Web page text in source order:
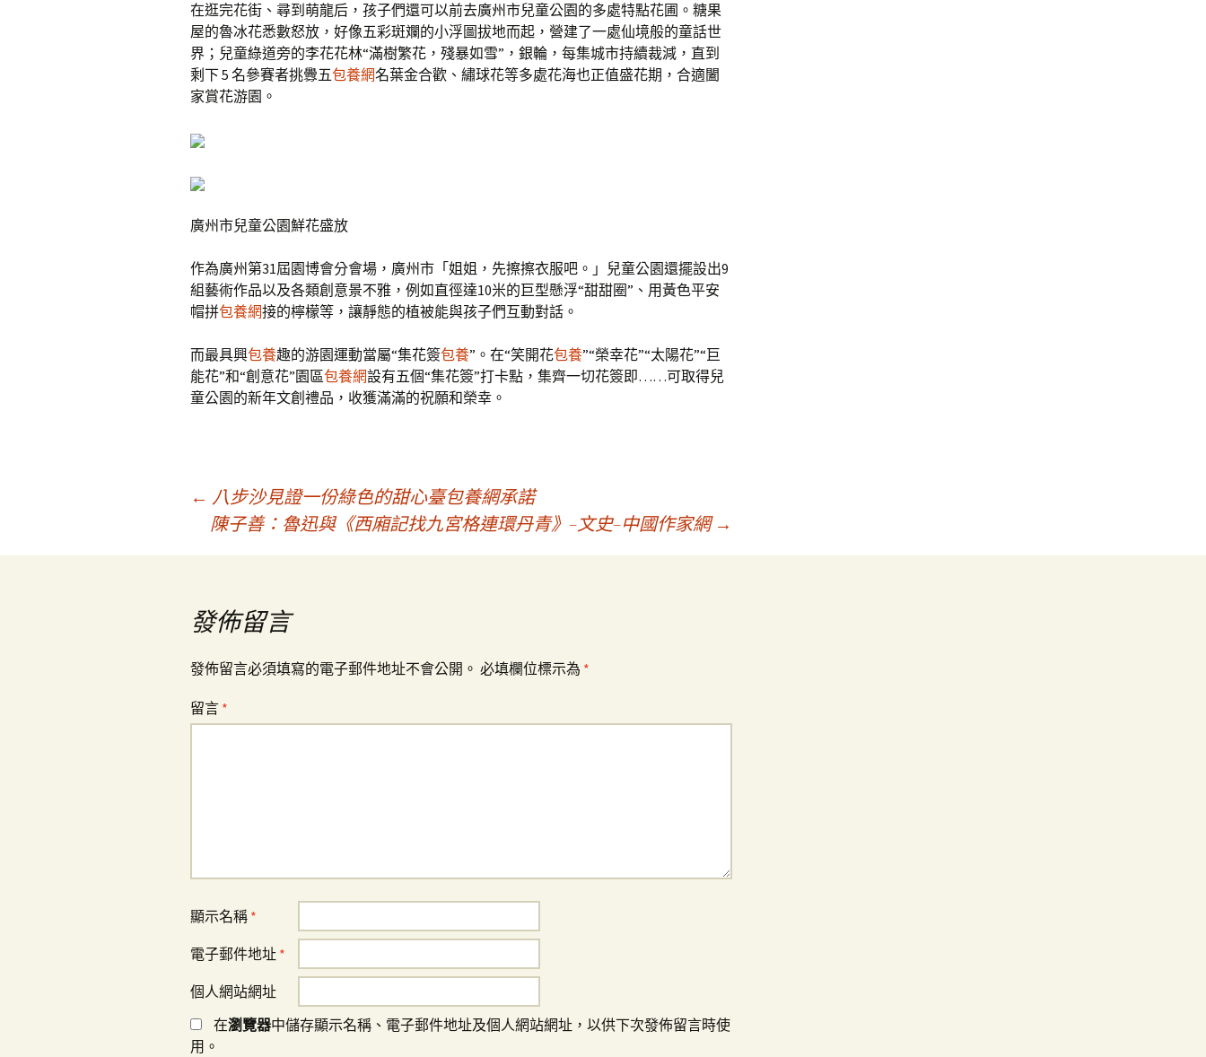
在逛完花街、尋到萌龍后，孩子們還可以前去廣州市兒童公園的多處特點花圃。糖果
屋的魯冰花悉數怒放，好像五彩斑斕的小浮圖拔地而起，營建了一處仙境般的童話世
界；兒童綠道旁的李花花林“滿樹繁花，殘暴如雪”，銀輪，每集城市持續裁減，直到
剩下 5 名參賽者挑釁五包養網名葉金合歡、繡球花等多處花海也正值盛花期，合適闔
家賞花游園。
廣州市兒童公園鮮花盛放
作為廣州第31屆園博會分會場，廣州市「姐姐，先擦擦衣服吧。」兒童公園還擺設出9
組藝術作品以及各類創意景不雅，例如直徑達10米的巨型懸浮“甜甜圈”、用黃色平安
帽拼包養網接的檸檬等，讓靜態的植被能與孩子們互動對話。
而最具興包養趣的游園運動當屬“集花簽包養”。在“笑開花包養”“榮幸花”“太陽花”“巨
能花”和“創意花”園區包養網設有五個“集花簽”打卡點，集齊一切花簽即……可取得兒
童公園的新年文創禮品，收獲滿滿的祝願和榮幸。
章
← 八步沙見證一份綠色的甜心臺包養網承諾
陳子善：魯迅與《西廂記找九宮格連環丹青》–文史–中國作家網 →
發佈留言
發佈留言必須填寫的電子郵件地址不會公開。 必填欄位標示為 *
留言 *
顯示名稱 *
電子郵件地址 *
個人網站網址
在瀏覽器中儲存顯示名稱、電子郵件地址及個人網站網址，以供下次發佈留言時使
用。